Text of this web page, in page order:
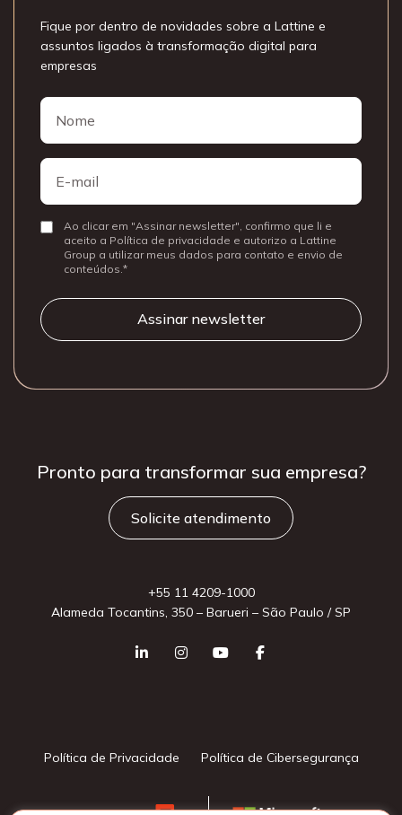
Fique por dentro de novidades sobre a Lattine e
assuntos ligados à transformação digital para
empresas
Nome
E-
mail
ConsentirAo clicar em "Assinar newsletter", confirmo que li e
aceito a Política de privacidade e autorizo a Lattine
Group a utilizar meus dados para contato e envio de
conteúdos.
Pronto para transformar sua empresa?
Solicite atendimento
+55 11 4209-1000
Alameda Tocantins, 350 – Barueri – São Paulo / SP
Política de Privacidade Política de Cibersegurança